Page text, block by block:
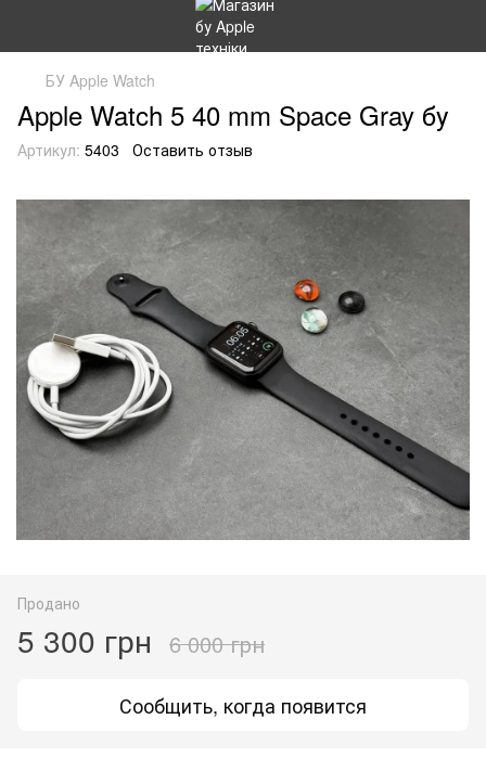
БУ Apple Watch
Apple Watch 5 40 mm Space Gray бу
Артикул: 5403 Оставить отзыв
Продано
5 300 грн 6 000 грн
Сообщить, когда появится